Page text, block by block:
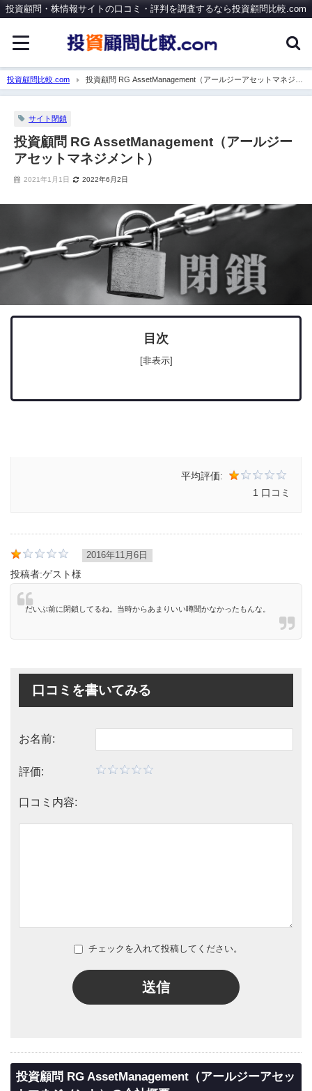
投資顧問・株情報サイトの口コミ・評判を調査するなら投資顧問比較.com
投資顧問比較.com
投資顧問 RG AssetManagement（アールジーアセットマネジメ
ント）
サイト閉鎖
投資顧問 RG AssetManagement（アールジー
アセットマネジメント）
2021年1月1日 2022年6月2日
目次
[非表示]
平均評価:
1 口コミ
2016年11月6日
投稿者:ゲスト様
だいぶ前に閉鎖してるね。当時からあまりいい噂聞かなかったもんな。
口コミを書いてみる
お名前:
評価:
口コミ内容:
チェックを入れて投稿してください。
送信
投資顧問 RG AssetManagement（アールジーアセッ